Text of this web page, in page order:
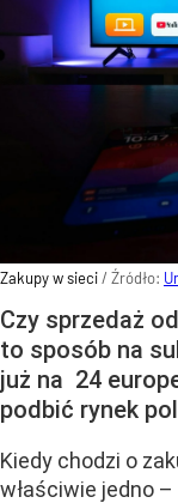
Zakupy w sieci/ Źródło:
Czy sprzedaż
to sposób na
już na 24
podbić rynek
Kiedy chodzi o
właściwie jedno